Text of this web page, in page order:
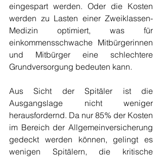
eingespart werden. Oder die Kosten
werden zu Lasten einer Zweiklassen-
Medizin optimiert, was für
einkommensschwache Mitbürgerinnen
und Mitbürger eine schlechtere
Grundversorgung bedeuten kann.
Aus Sicht der Spitäler ist die
Ausgangslage nicht weniger
herausfordernd. Da nur 85% der Kosten
im Bereich der Allgemeinversicherung
gedeckt werden können, gelingt es
wenigen Spitälern, die kritische